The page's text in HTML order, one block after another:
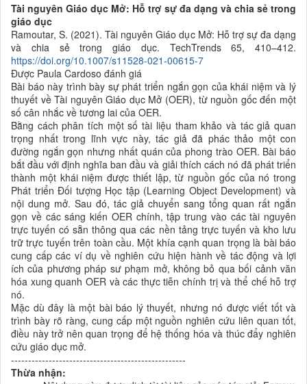
Tài nguyên Giáo dục Mở: Hỗ trợ sự đa dạng và chia sẻ trong
giáo dục
Ramoutar, S. (2021). Tài nguyên Giáo dục Mở: Hỗ trợ sự đa dạng
và chia sẻ trong giáo dục. TechTrends 65, 410–412.
https://doi.org/10.1007/s11528-021-00615-7
Được Paula Cardoso đánh giá
Bài báo này trình bày sự phát triển ngắn gọn của khái niệm và lý
thuyết về Tài nguyên Giáo dục Mở (OER), từ nguồn gốc đến một
số cân nhắc về tương lai của OER.
Bằng cách phân tích một số tài liệu tham khảo và tác giả quan
trọng nhất trong lĩnh vực này, tác giả đã phác thảo một con
đường ngắn gọn nhưng nhất quán của phong trào OER. Bài báo
bắt đầu với định nghĩa ban đầu và giải thích cách nó đã phát triển
thành một khái niệm được thiết lập, từ nguồn gốc của nó trong
Phát triển Đối tượng Học tập (Learning Object Development) và
nội dung mở. Sau đó, tác giả chuyển sang tổng quan rất ngắn
gọn về các sáng kiến OER chính, tập trung vào các tài nguyên
trực tuyến có sẵn thông qua các nền tảng trực tuyến và kho lưu
trữ trực tuyến trên toàn cầu. Một khía cạnh quan trọng là bài báo
cung cấp các ví dụ về nghiên cứu hiện hành về tác động và lợi
ích của phương pháp sư phạm mở, không bỏ qua bối cảnh văn
hóa xung quanh OER và các thực tiễn chính trị và thể chế hỗ trợ
nó.
Mặc dù đây là một bài báo lý thuyết, nhưng nó được viết tốt và
trình bày rõ ràng, cung cấp một nguồn nghiên cứu liên quan tốt,
điều này trở nên quan trọng để hệ thống hóa và thúc đẩy nghiên
cứu giáo dục mở.
---------------------------------------------------
Thừa nhận: